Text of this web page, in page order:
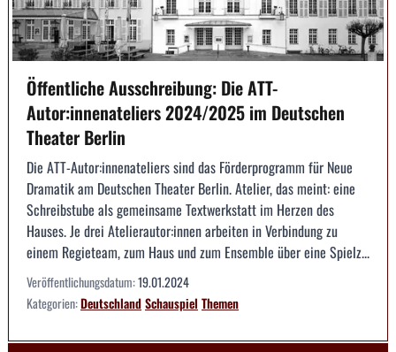
Öffentliche Ausschreibung: Die ATT-
Autor:innenateliers 2024/2025 im Deutschen
Theater Berlin
Die ATT-Autor:innenateliers sind das Förderprogramm für Neue
Dramatik am Deutschen Theater Berlin. Atelier, das meint: eine
Schreibstube als gemeinsame Textwerkstatt im Herzen des
Hauses. Je drei Atelierautor:innen arbeiten in Verbindung zu
einem Regieteam, zum Haus und zum Ensemble über eine Spielz...
Veröffentlichungsdatum:19.01.2024
Kategorien:DeutschlandSchauspiel Themen